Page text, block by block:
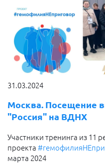
31.03.2024
Москва. Посещение
"Россия" на ВДНХ
Участники тренинга из 11
проекта
марта 2024